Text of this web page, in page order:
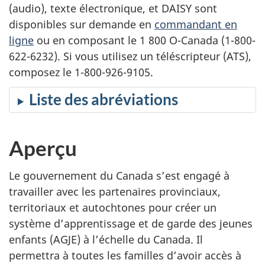
(audio), texte électronique, et DAISY sont
disponibles sur demande en commandant en
ligne ou en composant le 1 800 O-Canada (1-800-
622-6232). Si vous utilisez un téléscripteur (ATS),
composez le 1-800-926-9105.
Liste des abréviations
Aperçu
Le gouvernement du Canada s’est engagé à
travailler avec les partenaires provinciaux,
territoriaux et autochtones pour créer un
système d’apprentissage et de garde des jeunes
enfants (AGJE) à l’échelle du Canada. Il
permettra à toutes les familles d’avoir accès à